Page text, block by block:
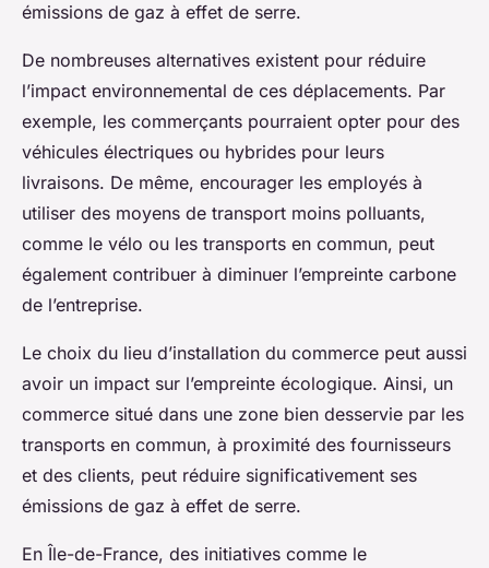
émissions de gaz à effet de serre.
De nombreuses alternatives existent pour réduire
l’impact environnemental de ces déplacements. Par
exemple, les commerçants pourraient opter pour des
véhicules électriques ou hybrides pour leurs
livraisons. De même, encourager les employés à
utiliser des moyens de transport moins polluants,
comme le vélo ou les transports en commun, peut
également contribuer à diminuer l’empreinte carbone
de l’entreprise.
Le choix du lieu d’installation du commerce peut aussi
avoir un impact sur l’empreinte écologique. Ainsi, un
commerce situé dans une zone bien desservie par les
transports en commun, à proximité des fournisseurs
et des clients, peut réduire significativement ses
émissions de gaz à effet de serre.
En Île-de-France, des initiatives comme le